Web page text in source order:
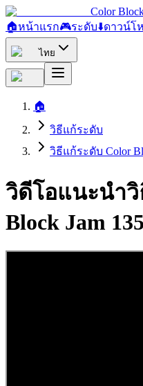
Color
🏠หน้าแรก🎮ระดับ⬇️ดาวน์โ
ไทย
🏠
วิธีแก้ระดับ
วิธีแก้ระดับ Color
วิดีโอแนะนำ
Block Jam